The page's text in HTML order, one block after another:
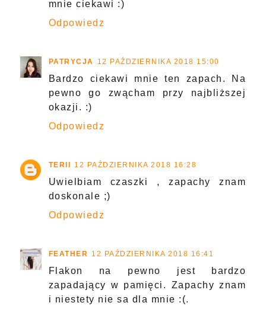
mnie ciekawi :)
Odpowiedz
PATRYCJA 12 PAŹDZIERNIKA 2018 15:00
Bardzo ciekawi mnie ten zapach. Na
pewno go zwącham przy najbliższej
okazji. :)
Odpowiedz
TERII 12 PAŹDZIERNIKA 2018 16:28
Uwielbiam czaszki , zapachy znam
doskonale ;)
Odpowiedz
FEATHER 12 PAŹDZIERNIKA 2018 16:41
Flakon na pewno jest bardzo
zapadający w pamięci. Zapachy znam
i niestety nie sa dla mnie :(.